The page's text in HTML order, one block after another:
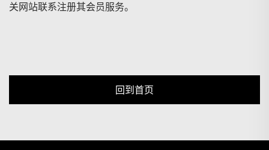
关网站联系注册其会员服务。
回到首页